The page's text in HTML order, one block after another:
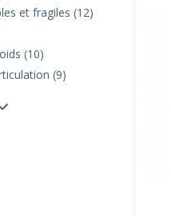
et fragiles (12)
(10)
(9)